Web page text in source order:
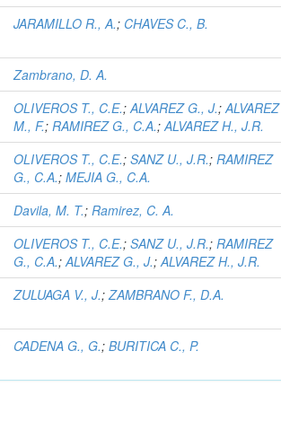
JARAMILLO R., A.; CHAVES C., B.
Zambrano, D. A.
OLIVEROS T., C.E.;ALVAREZ G., J.;ALVAREZ
M., F.;RAMIREZ G., C.A.;ALVAREZ H., J.R.
OLIVEROS T., C.E.;SANZ U., J.R.;RAMIREZ
G., C.A.;MEJIA G., C.A.
Davila, M. T.;Ramirez, C. A.
OLIVEROS T., C.E.;SANZ U., J.R.;RAMIREZ
G., C.A.;ALVAREZ G., J.;ALVAREZ H., J.R.
ZULUAGA V., J.;ZAMBRANO F., D.A.
CADENA G., G.;BURITICA C., P.